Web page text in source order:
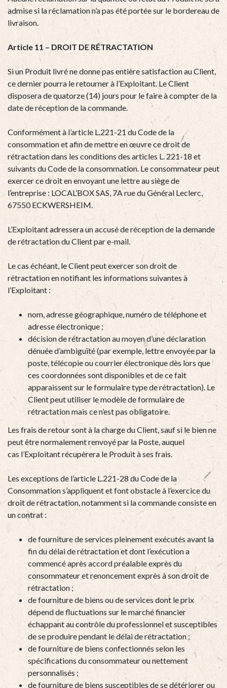
admise si la réclamation n’a pas été portée sur le bordereau de
livraison.
Article 11 – DROIT DE RÉTRACTATION
Si un Produit livré ne donne pas entière satisfaction au Client,
ce dernier pourra le retourner à l’Exploitant. Le Client
disposera de quatorze (14) jours pour le faire à compter de la
date de réception de la commande.
Conformément à l’article L.221-21 du Code de la
consommation et afin de mettre en œuvre ce droit de
rétractation dans les conditions des articles L. 221-18 et
suivants du Code de la consommation. Le consommateur peut
exercer ce droit en envoyant une lettre au siège de
l’entreprise : LOCAL’BOX SAS, 7A rue du Général Leclerc,
67550 ECKWERSHEIM.
L’Exploitant adressera un accusé de réception de la demande
de rétractation du Client par e-mail.
Le cas échéant, le Client peut exercer son droit de
rétractation en notifiant les informations suivantes à
l’Exploitant :
nom, adresse géographique, numéro de téléphone et
adresse électronique ;
décision de rétractation au moyen d’une déclaration
dénuée d’ambiguïté (par exemple, lettre envoyée par la
poste, télécopie ou courrier électronique dès lors que
ces coordonnées sont disponibles et de ce fait
apparaissent sur le formulaire type de rétractation). Le
Client peut utiliser le modèle de formulaire de
rétractation mais ce n’est pas obligatoire.
Les frais de retour sont à la charge du Client, sauf si le bien ne
peut être normalement renvoyé par la Poste, auquel
cas l’Exploitant récupèrera le Produit à ses frais
Les exceptions de l’article L.221-28 du Code de la
Consommation s’appliquent et font obstacle à l’exercice du
droit de rétractation, notamment si la commande consiste en
un contrat :
de fourniture de services pleinement exécutés avant la
fin du délai de rétractation et dont l’exécution a
commencé après accord préalable exprès du
consommateur et renoncement exprès à son droit de
rétractation ;
de fourniture de biens ou de services dont le prix
dépend de fluctuations sur le marché financier
échappant au contrôle du professionnel et susceptibles
de se produire pendant le délai de rétractation ;
de fourniture de biens confectionnés selon les
spécifications du consommateur ou nettement
personnalisés ;
de fourniture de biens susceptibles de se détériorer ou